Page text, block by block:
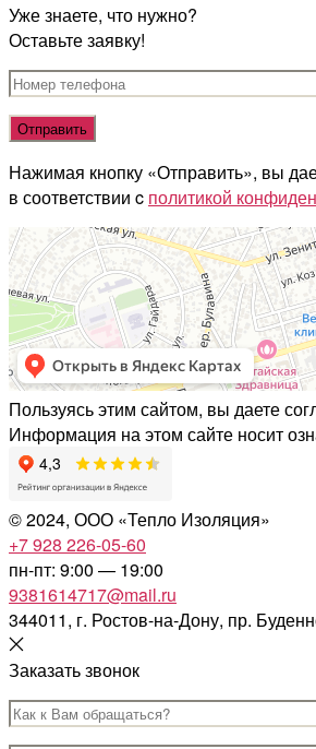
Уже знаете, что нужно?
Оставьте заявку!
Нажимая кнопку «Отправить», вы
в соответствии c политикой
Пользуясь этим сайтом, вы даете
Информация на этом сайте носит
©2024, ООО «Тепло Изоляция»
+7 928 226-05-60
пн-пт: 9:00 — 19:00
9381614717@mail.ru
344011, г. Ростов-на-Дону, пр.
Заказать звонок